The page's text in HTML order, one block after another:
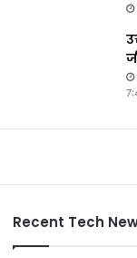
Recent Tech